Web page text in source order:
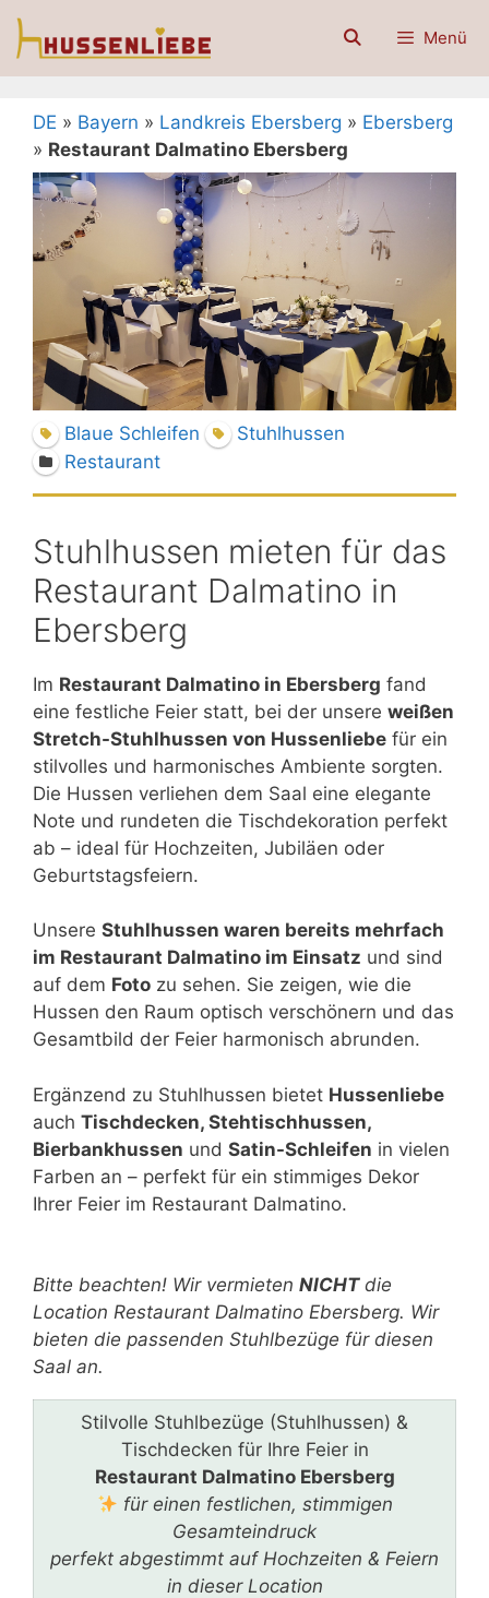
Zum
Inhalt
Menü
DE » Bayern » Landkreis Ebersberg » Ebersberg
» Restaurant Dalmatino Ebersberg
Blaue Schleifen
Stuhlhussen
Restaurant
Stuhlhussen mieten für das
Restaurant Dalmatino in
Ebersberg
Im Restaurant Dalmatino in Ebersberg fand
eine festliche Feier statt, bei der unsere weißen
Stretch-Stuhlhussen von Hussenliebe für ein
stilvolles und harmonisches Ambiente sorgten.
Die Hussen verliehen dem Saal eine elegante
Note und rundeten die Tischdekoration perfekt
ab – ideal für Hochzeiten, Jubiläen oder
Geburtstagsfeiern.
Unsere Stuhlhussen waren bereits mehrfach
im Restaurant Dalmatino im Einsatz und sind
auf dem Foto zu sehen. Sie zeigen, wie die
Hussen den Raum optisch verschönern und das
Gesamtbild der Feier harmonisch abrunden.
Ergänzend zu Stuhlhussen bietet Hussenliebe
auch Tischdecken, Stehtischhussen,
Bierbankhussen und Satin-Schleifen in vielen
Farben an – perfekt für ein stimmiges Dekor
Ihrer Feier im Restaurant Dalmatino.
Bitte beachten! Wir vermieten NICHTdie
Location Restaurant Dalmatino Ebersberg. Wir
bieten die passenden Stuhlbezüge für diesen
Saal an.
Stilvolle Stuhlbezüge (Stuhlhussen) &
Tischdecken für Ihre Feier in
Restaurant Dalmatino Ebersberg
für einen festlichen, stimmigen
Gesamteindruck
perfekt abgestimmt auf Hochzeiten & Feiern
in dieser Location